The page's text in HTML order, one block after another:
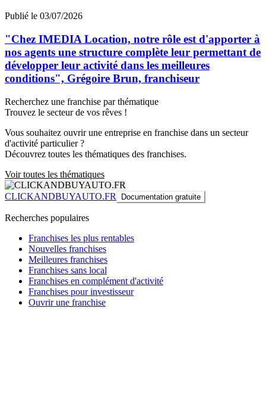
Publié le 03/07/2026
"Chez IMEDIA Location, notre rôle est d'apporter à
nos agents une structure complète leur permettant de
développer leur activité dans les meilleures
conditions", Grégoire Brun, franchiseur
Recherchez une franchise par thématique
Trouvez le secteur de vos rêves !
Vous souhaitez ouvrir une entreprise en franchise dans un secteur
d'activité particulier ?
Découvrez toutes les thématiques des franchises.
Voir toutes les thématiques
CLICKANDBUYAUTO.FR Documentation gratuite
Recherches populaires
Franchises les plus rentables
Nouvelles franchises
Meilleures franchises
Franchises sans local
Franchises en complément d'activité
Franchises pour investisseur
Ouvrir une franchise